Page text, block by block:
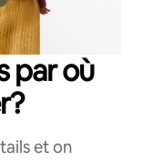
par où
et on